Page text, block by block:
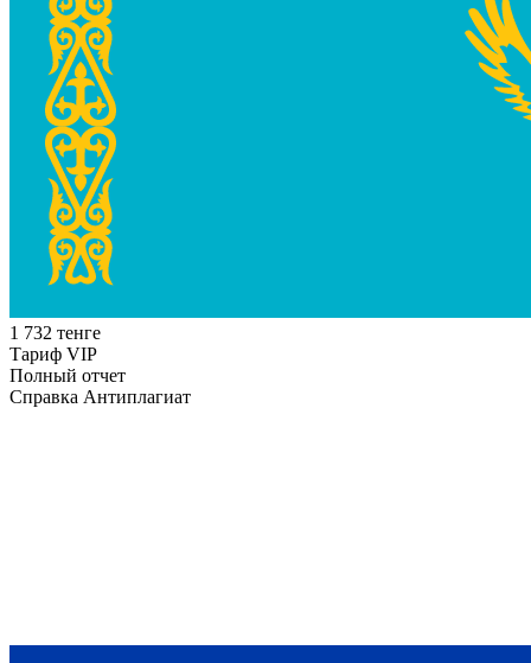
1 732 тенге
Тариф VIP
Полный отчет
Справка Антиплагиат